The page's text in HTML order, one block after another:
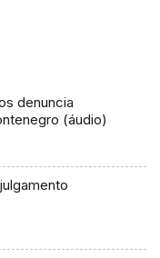
denuncia
(áudio)